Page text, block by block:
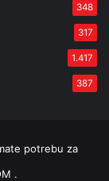
348
317
1.417
387
potrebu za
.